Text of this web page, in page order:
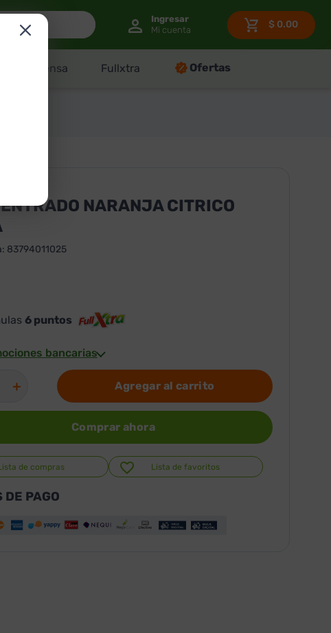
$ 0.00
Despensa Fullxtra Ofertas
NARANJA CITRICO
: 83794011025
6puntos
bancarias
＋ Agregar al carrito
Comprar ahora
de compras Lista de favoritos
DE PAGO